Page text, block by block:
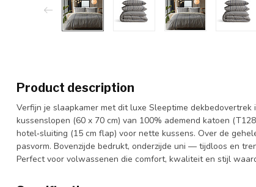
Product description
Verfijn je slaapkamer met dit luxe Sleeptime
kussenslopen (60 x 70 cm) van 100% ademend katoen
hotel‑sluiting (15 cm flap) voor nette kussens. Over de
pasvorm. Bovenzijde bedrukt, onderzijde uni — tijdloos en
Perfect voor volwassenen die comfort, kwaliteit en stijl